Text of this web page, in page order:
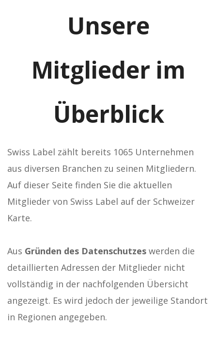
Unsere
Mitglieder im
Überblick
Swiss Label zählt bereits 1065 Unternehmen
aus diversen Branchen zu seinen Mitgliedern.
Auf dieser Seite finden Sie die aktuellen
Mitglieder von Swiss Label auf der Schweizer
Karte.
Aus Gründen des Datenschutzes werden die
detaillierten Adressen der Mitglieder nicht
vollständig in der nachfolgenden Übersicht
angezeigt. Es wird jedoch der jeweilige Standort
in Regionen angegeben.